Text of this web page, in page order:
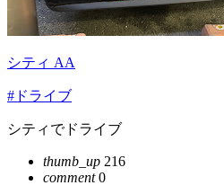
シティ AA
#ドライブ
シティでドライブ
thumb_up 216
comment0